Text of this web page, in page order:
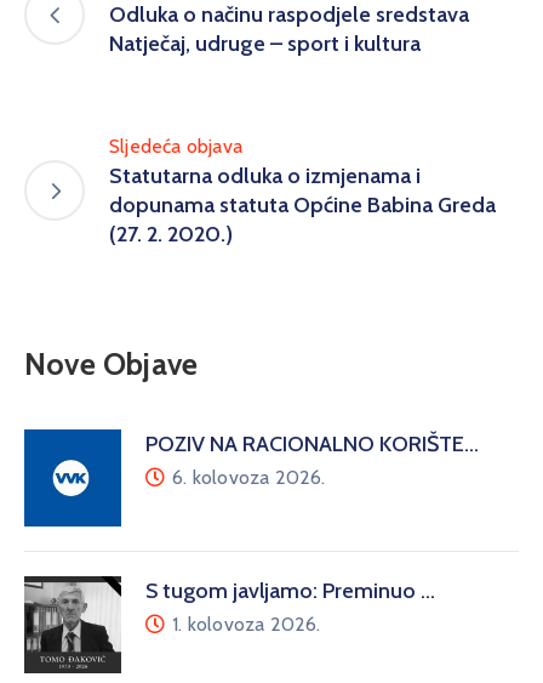
Odluka o načinu raspodjele sredstava
Natječaj, udruge – sport i kultura
Sljedeća objava
Statutarna odluka o izmjenama i
dopunama statuta Općine Babina Greda
(27. 2. 2020.)
Nove Objave
POZIV NA RACIONALNO KORIŠTE…
6. kolovoza 2026.
S tugom javljamo: Preminuo …
1. kolovoza 2026.